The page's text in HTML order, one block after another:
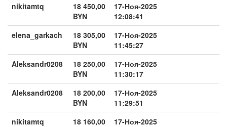
nikitamtq
18 450,00
BYN
17-Ноя-2025
12:08:41
elena_garkach
18 305,00
BYN
17-Ноя-2025
11:45:27
Aleksandr0208
18 250,00
BYN
17-Ноя-2025
11:30:17
Aleksandr0208
18 200,00
BYN
17-Ноя-2025
11:29:51
nikitamtq
18 160,00
17-Ноя-2025